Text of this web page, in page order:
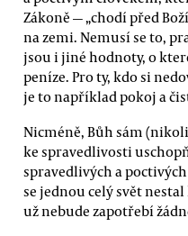
Zákoně — „chodí před
na zemi. Nemusí se to,
jsou i jiné hodnoty, o
peníze. Pro ty, kdo si
je to například pokoj a
Nicméně, Bůh sám
ke spravedlivosti
spravedlivých a
se jednou celý svět
už nebude zapotřebí